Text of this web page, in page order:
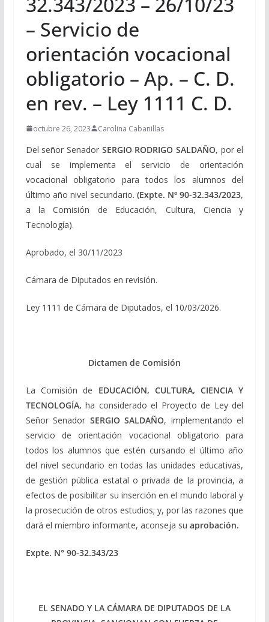
– Servicio de
orientación vocacional
obligatorio – Ap. – C. D.
en rev. – Ley 1111 C. D.
octubre 26, 2023 Carolina Cabanillas
Del señor Senador SERGIO RODRIGO SALDAÑO, por el
cual se implementa el servicio de orientación
vocacional obligatorio para todos los alumnos del
último año nivel secundario.(Expte. Nº 90-32.343/2023,
a la Comisión de Educación, Cultura, Ciencia y
Tecnología).
Aprobado, el 30/11/2023
Cámara de Diputados en revisión.
Ley 1111 de Cámara de Diputados, el 10/03/2026.
Dictamen de Comisión
La Comisión de EDUCACIÓN, CULTURA, CIENCIA Y
TECNOLOGÍA,ha considerado el Proyecto de Ley del
Señor Senador SERGIO SALDAÑO, implementando el
servicio de orientación vocacional obligatorio para
todos los alumnos que estén cursando el último año
del nivel secundario en todas las unidades educativas,
de gestión pública estatal o privada de la provincia, a
efectos de posibilitar su inserción en el mundo laboral y
la prosecución de otros estudios; y, por las razones que
dará el miembro informante, aconseja su aprobación.
Expte. N° 90-32.343/23
EL SENADO Y LA CÁMARA DE DIPUTADOS DE LA